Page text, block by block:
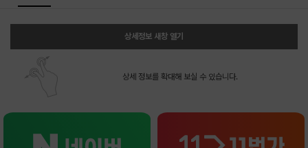
상세정보 새창 열기
상세 정보를 확대해 보실 수 있습니다.